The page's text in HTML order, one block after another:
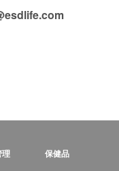
理 保健品